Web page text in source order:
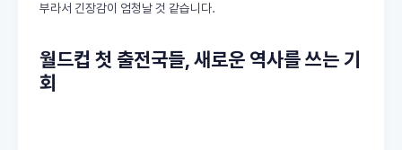
부라서 긴장감이 엄청날 것 같습니다.
월드컵 첫 출전국들, 새로운 역사를 쓰는 기
회